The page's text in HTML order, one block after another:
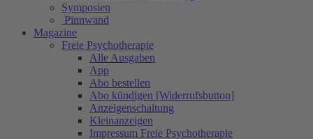
Symposien
Pinnwand
Magazine
Freie Psychotherapie
Alle Ausgaben
App
Abo bestellen
Abo kündigen [Widerrufsbutton]
Anzeigenschaltung
Kleinanzeigen
Impressum Freie Psychotherapie